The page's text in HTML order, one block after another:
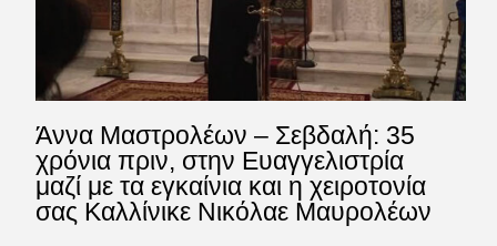
Άννα Μαστρολέων – Σεβδαλή: 35
χρόνια πριν, στην Ευαγγελιστρία
μαζί με τα εγκαίνια και η χειροτονία
σας Καλλίνικε Νικόλαε Μαυρολέων